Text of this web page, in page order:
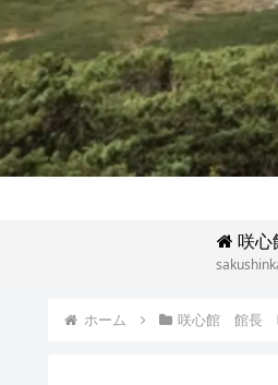
咲心
ホーム 咲心館 館長